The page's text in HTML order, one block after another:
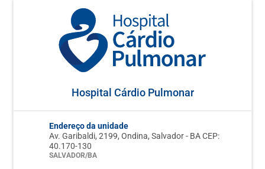
Hospital Cárdio Pulmonar
Endereço da unidade
Av. Garibaldi, 2199, Ondina, Salvador - BA CEP:
40.170-130
SALVADOR/BA